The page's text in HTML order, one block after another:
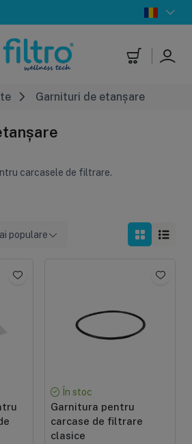
Carcase
Garnituri de etanșare
carcasele de filtrare.
populare
În stoc
Garnitura pentru
carcase de filtrare
clasice